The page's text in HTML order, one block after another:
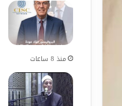
منذ 8 ساعات